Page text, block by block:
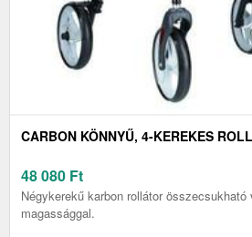
CARBON KÖNNYŰ, 4-KEREKES
48 080 Ft
Négykerekű karbon rollátor
magassággal.